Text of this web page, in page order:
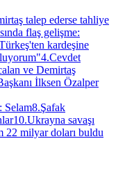
talep ederse tahliye
flaş gelişme:
kardeşine
4.Cevdet
ve Demirtaş
İlksen Özalper
Selam8.Şafak
10.Ukrayna savaşı
22 milyar doları buldu